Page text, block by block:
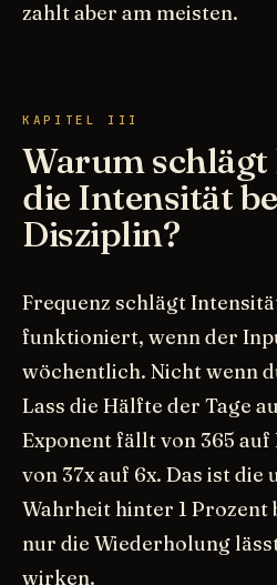
zahlt aber am meisten.
KAPITEL III
Warum schlägt
die Intensität
Disziplin?
Frequenz schlägt
funktioniert, wenn der
wöchentlich. Nicht wenn
Lass die Hälfte der Tage
Exponent fällt von 365 auf
von 37x auf 6x. Das ist die
Wahrheit hinter 1 Prozent
nur die Wiederholung
wirken.